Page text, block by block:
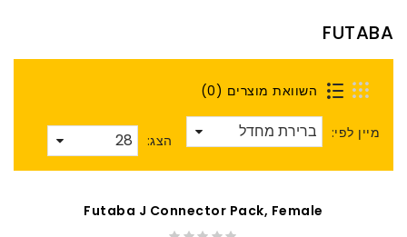
FUTABA
השוואת מוצרים (0)
מיין לפי: הצג:
Futaba J Connector Pack, Female